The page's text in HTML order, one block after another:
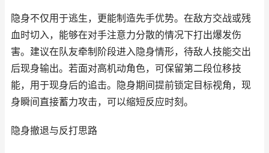
隐身不仅用于逃生，更能制造先手优势。在敌方交战或残
血时切入，能够在对手注意力分散的情况下打出爆发伤
害。建议在队友牵制阶段进入隐身情形，待敌人技能交出
后现身输出。若面对高机动角色，可保留第二段位移技
能，用于现身后的追击。隐身期间提前锁定目标视角，现
身瞬间直接蓄力攻击，可以缩短反应时刻。
隐身撤退与反打思路